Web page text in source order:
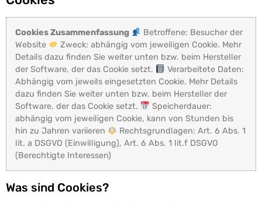
Cookies Zusammenfassung
Betroffene: Besucher der
Website
Zweck: abhängig vom jeweiligen Cookie. Mehr
Details dazu finden Sie weiter unten bzw. beim Hersteller
der Software, der das Cookie setzt.
Verarbeitete Daten:
Abhängig vom jeweils eingesetzten Cookie. Mehr Details
dazu finden Sie weiter unten bzw. beim Hersteller der
Software, der das Cookie setzt.
Speicherdauer:
abhängig vom jeweiligen Cookie, kann von Stunden bis
hin zu Jahren variieren
Rechtsgrundlagen: Art. 6 Abs. 1
lit. a DSGVO (Einwilligung), Art. 6 Abs. 1 lit.f DSGVO
(Berechtigte Interessen)
Was sind Cookies?